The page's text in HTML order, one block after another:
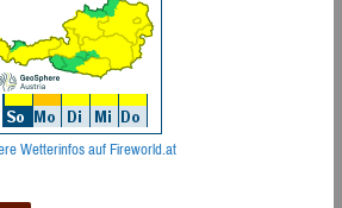
Wetterinfos auf Fireworld.at